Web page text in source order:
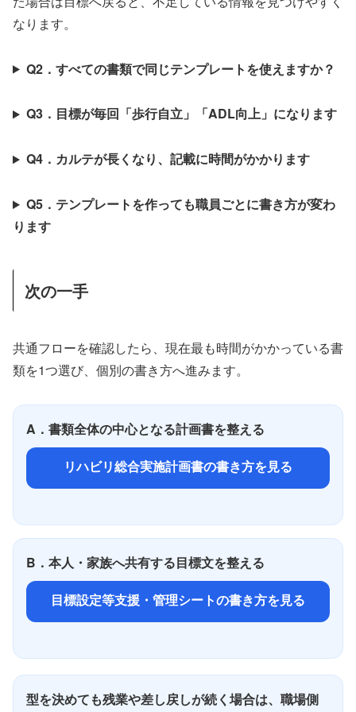
なります。
Q2．すべての書類で同じテンプレートを使えますか？
Q3．目標が毎回「歩行自立」「ADL向上」になります
Q4．カルテが長くなり、記載に時間がかかります
Q5．テンプレートを作っても職員ごとに書き方が変わ
ります
次の一手
共通フローを確認したら、現在最も時間がかかっている書
類を1つ選び、個別の書き方へ進みます。
A．書類全体の中心となる計画書を整える
リハビリ総合実施計画書の書き方を見る
B．本人・家族へ共有する目標文を整える
目標設定等支援・管理シートの書き方を見る
型を決めても残業や差し戻しが続く場合は、職場側